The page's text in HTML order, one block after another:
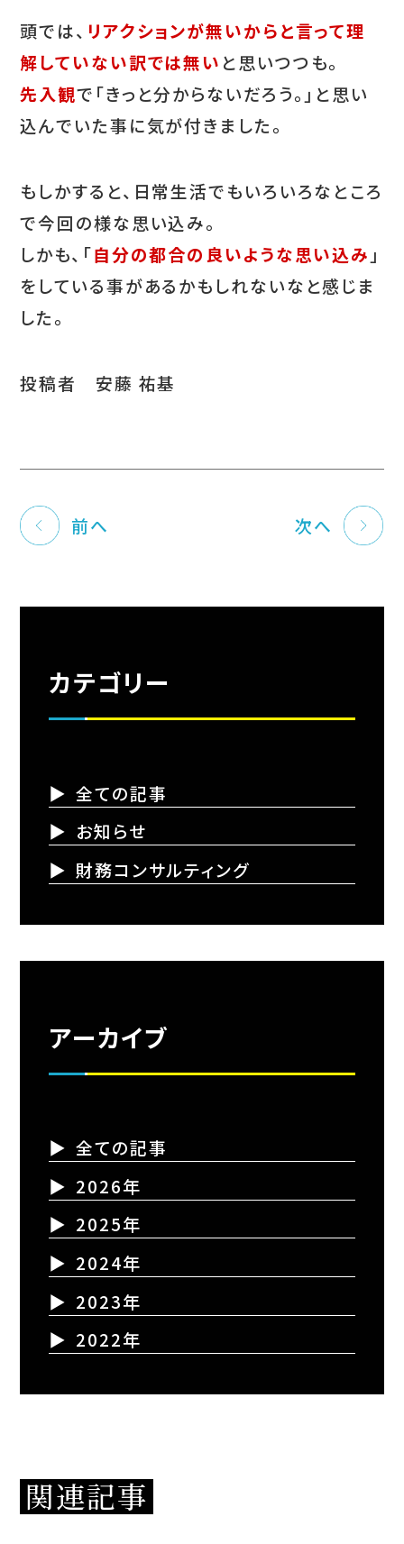
頭では、 リアクションが無いからと言って理
解していない訳では無い と思いつつも。
先入観で「きっと分からないだろう。」と思い
込んでいた事に気が付きました。
もしかすると、日常生活でもいろいろなところ
で今回の様な思い込み。
しかも、「自分の都合の良いような思い込み 」
をしている事があるかもしれないなと感じま
した。
投稿者 安藤 祐基
前へ 次へ
カテゴリー
全ての記事
お知らせ
財務コンサルティング
アーカイブ
全ての記事
2026年
2025年
2024年
2023年
2022年
関連記事